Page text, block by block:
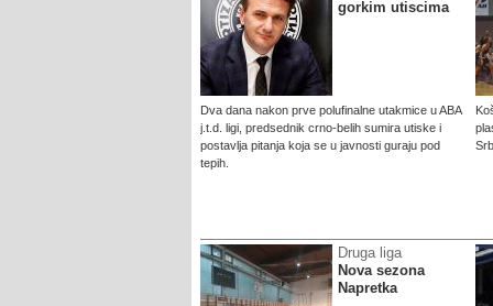
gorkim utiscima
Dva dana nakon prve polufinalne utakmice u ABA
j.t.d. ligi, predsednik crno-belih sumira utiske i
postavlja pitanja koja se u javnosti guraju pod
tepih.
Druga liga
Nova sezona
Napretka